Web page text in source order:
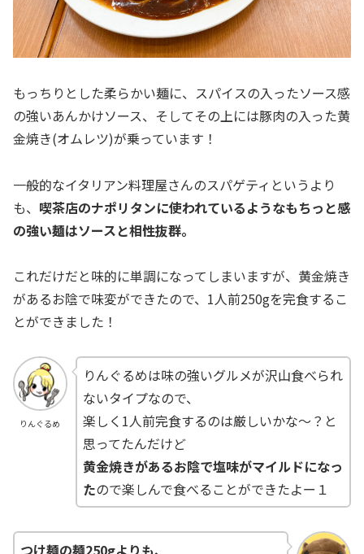
もっちりとした柔らかい麺に、スパイスの入ったソース感
の強いあんかけソース、そしてその上には豚肉の入った黄
金焼き(オムレツ)が乗っています！
一般的なイタリアン料理屋さんのスパゲティというより
も、 喫茶店のナポリタンに使われているようなもちっと感
の強い麺はソースと相性抜群。
これだけだと味的に単調になってしまいますが、黄金焼き
があるお陰で味変ができたので、1人前250gを完食するこ
とができました！
りんぐるめ
りんぐるめは味の強いグルメが沢山食べられ
ないタイプなので、
楽しく1人前完食するのは厳しいかな～？と
思ってたんだけど
黄金焼きがあるお陰で塩味がマイルドになっ
たので楽しんで食べることができたよー１
つけ麺の麺250gよりも、